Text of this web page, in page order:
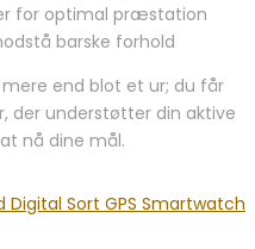
for optimal præstation
barske forhold
end blot et ur; du får
understøtter din aktive
nå dine mål.